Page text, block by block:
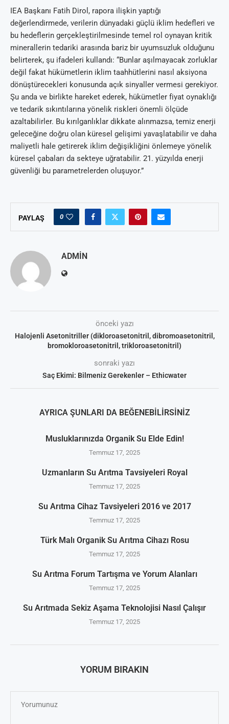
IEA Başkanı Fatih Dirol, rapora ilişkin yaptığı
değerlendirmede, verilerin dünyadaki güçlü iklim hedefleri ve
bu hedeflerin gerçekleştirilmesinde temel rol oynayan kritik
minerallerin tedariki arasında bariz bir uyumsuzluk olduğunu
belirterek, şu ifadeleri kullandı: “Bunlar aşılmayacak zorluklar
değil fakat hükümetlerin iklim taahhütlerini nasıl aksiyona
dönüştürecekleri konusunda açık sinyaller vermesi gerekiyor.
Şu anda ve birlikte hareket ederek, hükümetler fiyat oynaklığı
ve tedarik sıkıntılarına yönelik riskleri önemli ölçüde
azaltabilirler. Bu kırılganlıklar dikkate alınmazsa, temiz enerji
geleceğine doğru olan küresel gelişimi yavaşlatabilir ve daha
maliyetli hale getirerek iklim değişikliğini önlemeye yönelik
küresel çabaları da sekteye uğratabilir. 21. yüzyılda enerji
güvenliği bu parametrelerden oluşuyor.”
PAYLAŞ 0
ADMIN
önceki yazı
Halojenli Asetonitriller (dikloroasetonitril, dibromoasetonitril,
bromokloroasetonitril, trikloroasetonitril)
sonraki yazı
Saç Ekimi: Bilmeniz Gerekenler – Ethicwater
AYRICA ŞUNLARI DA BEĞENEBILIRSINIZ
Musluklarınızda Organik Su Elde Edin!
Temmuz 17, 2025
Uzmanların Su Arıtma Tavsiyeleri Royal
Temmuz 17, 2025
Su Arıtma Cihaz Tavsiyeleri 2016 ve 2017
Temmuz 17, 2025
Türk Malı Organik Su Arıtma Cihazı Rosu
Temmuz 17, 2025
Su Arıtma Forum Tartışma ve Yorum Alanları
Temmuz 17, 2025
Su Arıtmada Sekiz Aşama Teknolojisi Nasıl Çalışır
Temmuz 17, 2025
YORUM BIRAKIN